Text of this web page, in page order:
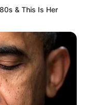
& This Is Her